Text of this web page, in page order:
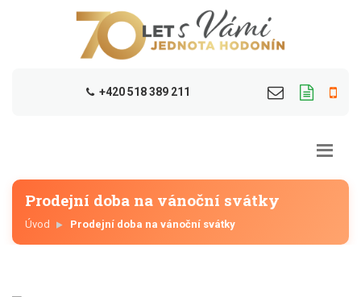
+420 518 389 211
Prodejní doba na vánoční svátky
Úvod Prodejní doba na vánoční svátky